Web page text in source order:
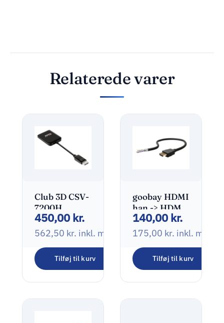
Relaterede varer
Club 3D CSV-
7200H
DisplayPort
til HDMI
adapter Sort
450,00 kr.
562,50 kr. inkl. moms
Tilføj til kurv
goobay HDMI
han -> HDMI
han 3 m Sort
140,00 kr.
175,00 kr. inkl. moms
Tilføj til kurv